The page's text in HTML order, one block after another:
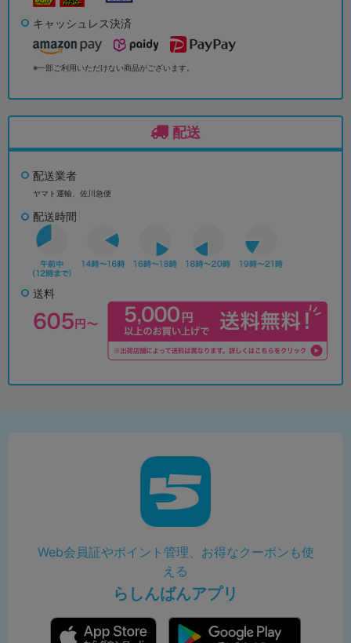
キャッシュレス決済
※一部ご利用いただけない商品がございます。
配送
配送業者
ヤマト運輸、佐川急便
配送時間
送料
Web会員証やポイント管理、お得なクーポンも使
える
らしんばんアプリ